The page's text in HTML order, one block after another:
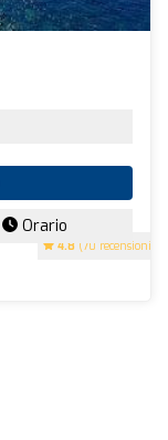
4.8 (70 recensioni)
Orario